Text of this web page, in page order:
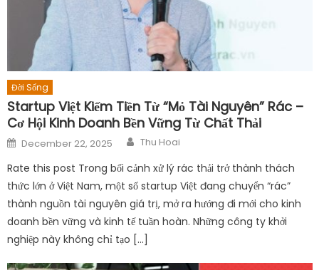
Đời Sống
Startup Việt Kiếm Tiền Từ “Mỏ Tài Nguyên” Rác –
Cơ Hội Kinh Doanh Bền Vững Từ Chất Thải
Posted
on
December 22, 2025 Author
Thu Hoai
Rate this post Trong bối cảnh xử lý rác thải trở thành thách
thức lớn ở Việt Nam, một số startup Việt đang chuyển “rác”
thành nguồn tài nguyên giá trị, mở ra hướng đi mới cho kinh
doanh bền vững và kinh tế tuần hoàn. Những công ty khởi
nghiệp này không chỉ tạo […]